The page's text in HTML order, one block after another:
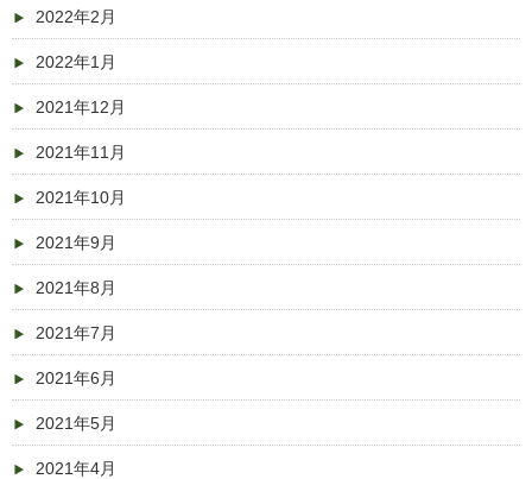
2022年2月
2022年1月
2021年12月
2021年11月
2021年10月
2021年9月
2021年8月
2021年7月
2021年6月
2021年5月
2021年4月